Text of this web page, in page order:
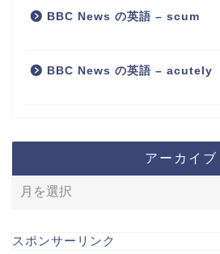
BBC News の英語 – scum
BBC News の英語 – acutely
アーカイブ
スポンサーリンク